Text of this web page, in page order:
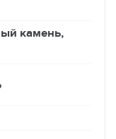
камень,